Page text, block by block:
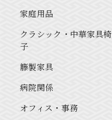
家庭用品
クラシック・中華家具椅
子
籐製家具
病院関係
オフィス・事務